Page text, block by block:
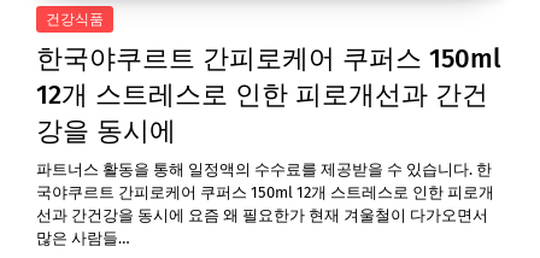
건강식품
한국야쿠르트 간피로케어 쿠퍼스 150ml
12개 스트레스로 인한 피로개선과 간건
강을 동시에
파트너스 활동을 통해 일정액의 수수료를 제공받을 수 있습니다. 한
국야쿠르트 간피로케어 쿠퍼스 150ml 12개 스트레스로 인한 피로개
선과 간건강을 동시에 요즘 왜 필요한가 현재 겨울철이 다가오면서
많은 사람들…